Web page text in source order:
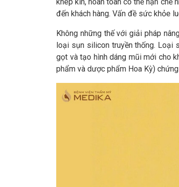
đến khách hàng. Vấn đề sức khỏe
Không những thế với giải pháp
loại sụn silicon truyền thống. Loại
gọt và tạo hình dáng mũi mới cho
phẩm và dược phẩm Hoa Kỳ)